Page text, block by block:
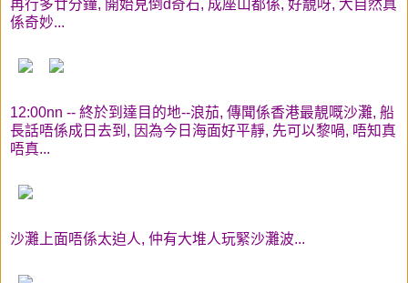
再行多廿分鐘, 開始見倒d奇石, 成座山都係, 好靚呀, 大自然真
係奇妙...
12:00nn -- 終於到達目的地--浪茄, 傳聞係香港最靚嘅沙灘, 船
長話唔係成日去到, 因為今日海面好平靜, 先可以黎喎, 唔知真
唔真...
沙灘上面唔係太迫人, 仲有大堆人玩緊沙灘波...